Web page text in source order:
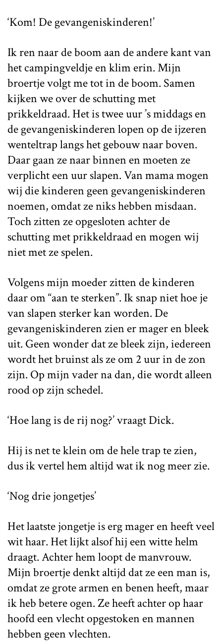
‘Kom! De gevangeniskinderen!’
Ik ren naar de boom aan de andere kant van
het campingveldje en klim erin. Mijn
broertje volgt me tot in de boom. Samen
kijken we over de schutting met
prikkeldraad. Het is twee uur ’s middags en
de gevangeniskinderen lopen op de ijzeren
wenteltrap langs het gebouw naar boven.
Daar gaan ze naar binnen en moeten ze
verplicht een uur slapen. Van mama mogen
wij die kinderen geen gevangeniskinderen
noemen, omdat ze niks hebben misdaan.
Toch zitten ze opgesloten achter de
schutting met prikkeldraad en mogen wij
niet met ze spelen.
Volgens mijn moeder zitten de kinderen
daar om “aan te sterken”. Ik snap niet hoe je
van slapen sterker kan worden. De
gevangeniskinderen zien er mager en bleek
uit. Geen wonder dat ze bleek zijn, iedereen
wordt het bruinst als ze om 2 uur in de zon
zijn. Op mijn vader na dan, die wordt alleen
rood op zijn schedel.
‘Hoe lang is de rij nog?’ vraagt Dick.
Hij is net te klein om de hele trap te zien,
dus ik vertel hem altijd wat ik nog meer zie.
‘Nog drie jongetjes’
Het laatste jongetje is erg mager en heeft veel
wit haar. Het lijkt alsof hij een witte helm
draagt. Achter hem loopt de manvrouw.
Mijn broertje denkt altijd dat ze een man is,
omdat ze grote armen en benen heeft, maar
ik heb betere ogen. Ze heeft achter op haar
hoofd een vlecht opgestoken en mannen
hebben geen vlechten.